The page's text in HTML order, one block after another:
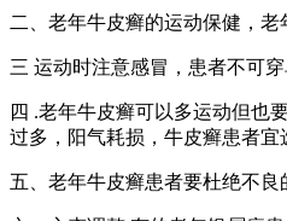
二、老年牛皮癣的运动保健，
三 运动时注意感冒，患者不可
四 .老年牛皮癣可以多运动但也
过多，阳气耗损，牛皮癣患者宜
五、老年牛皮癣患者要杜绝不